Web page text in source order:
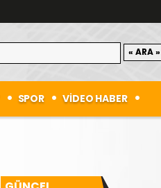
SPOR VİDEO HABER